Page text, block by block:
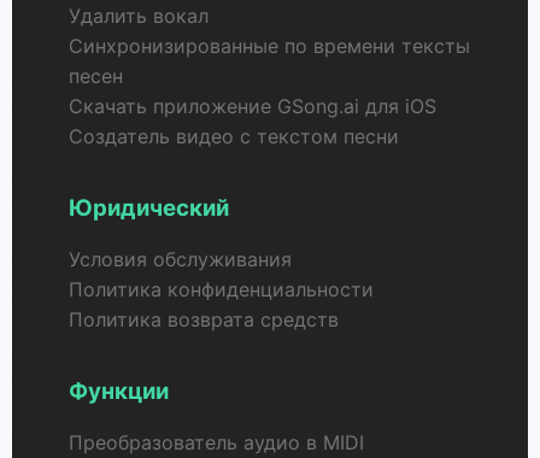
Удалить вокал
Синхронизированные по времени тексты
песен
Скачать приложение GSong.ai для iOS
Создатель видео с текстом песни
Юридический
Условия обслуживания
Политика конфиденциальности
Политика возврата средств
Функции
Преобразователь аудио в MIDI